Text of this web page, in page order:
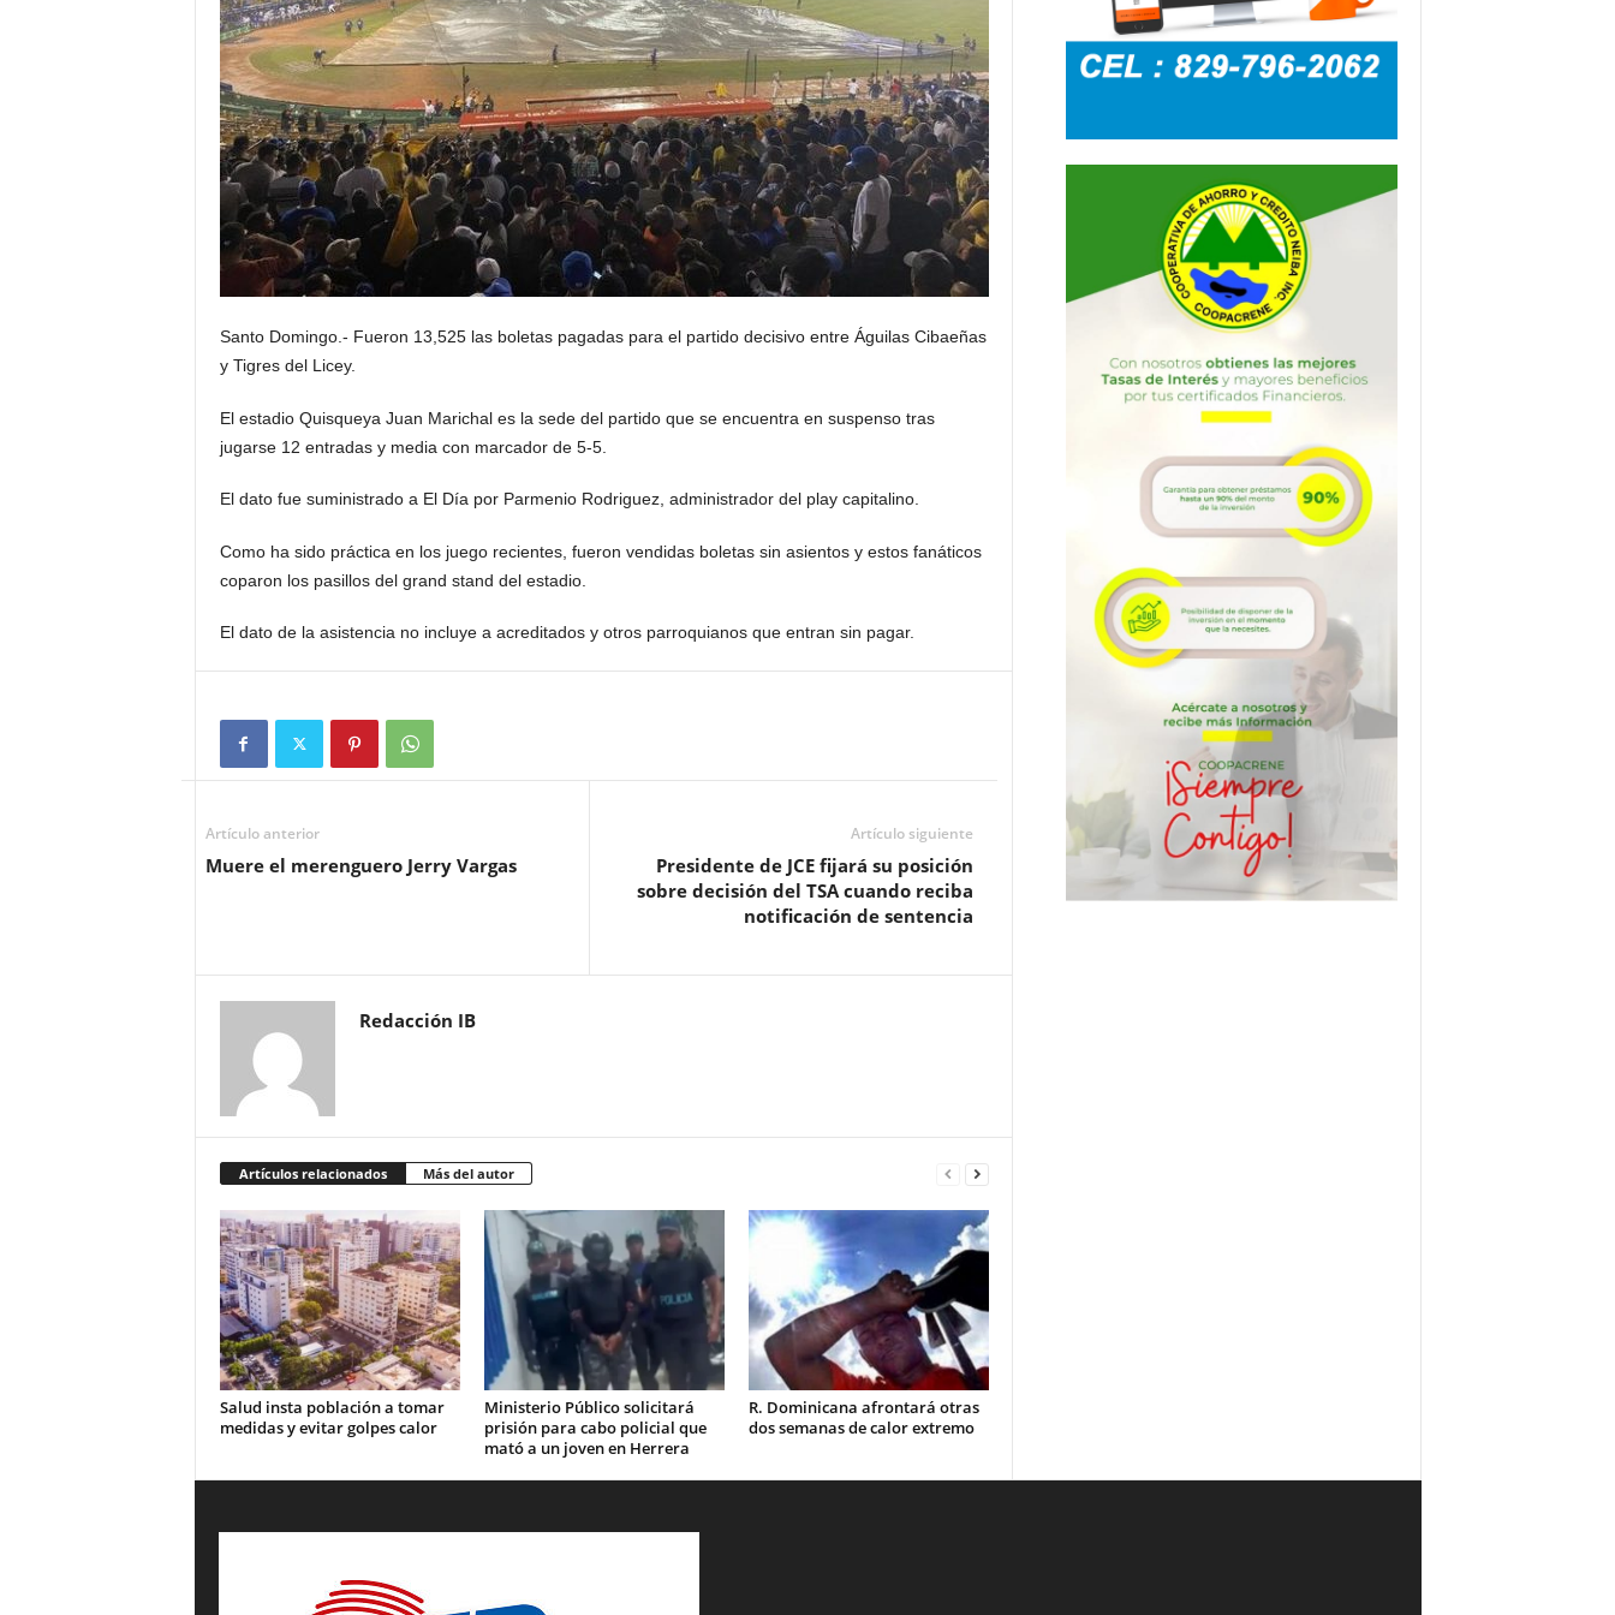
Santo Domingo.- Fueron 13,525 las boletas pagadas para el partido decisivo entre Águilas Cibaeñas
y Tigres del Licey.
El estadio Quisqueya Juan Marichal es la sede del partido que se encuentra en suspenso tras
jugarse 12 entradas y media con marcador de 5-5.
El dato fue suministrado a El Día por Parmenio Rodriguez, administrador del play capitalino.
Como ha sido práctica en los juego recientes, fueron vendidas boletas sin asientos y estos fanáticos
coparon los pasillos del grand stand del estadio.
El dato de la asistencia no incluye a acreditados y otros parroquianos que entran sin pagar.
Artículo anterior
Muere el merenguero Jerry Vargas
Artículo siguiente
Presidente de JCE fijará su posición
sobre decisión del TSA cuando reciba
notificación de sentencia
Redacción IB
Artículos relacionados Más del autor
Salud insta población a tomar
medidas y evitar golpes calor
Ministerio Público solicitará
prisión para cabo policial que
mató a un joven en Herrera
R. Dominicana afrontará otras
dos semanas de calor extremo